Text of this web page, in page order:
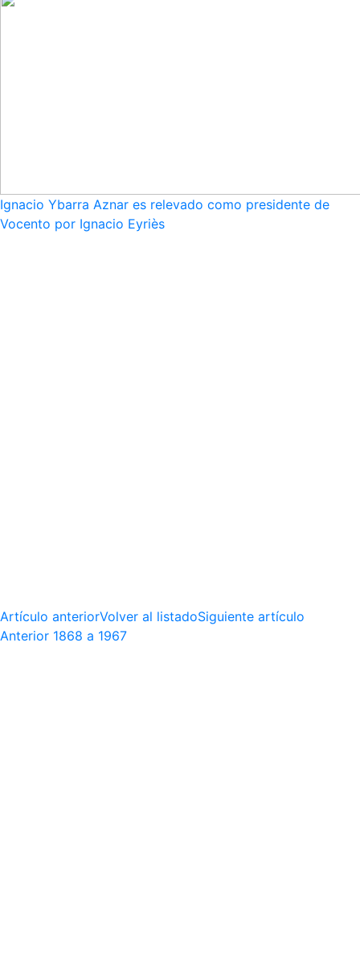
Ignacio Ybarra Aznar es relevado como presidente de
Vocento por Ignacio Eyriès
Artículo anteriorVolver al listadoSiguiente artículo
Anterior 1868 a 1967